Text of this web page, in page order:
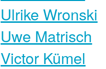
Ulrike Wronski
Uwe Matrisch
Victor Kümel